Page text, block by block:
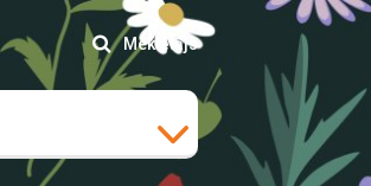
Meklētājs